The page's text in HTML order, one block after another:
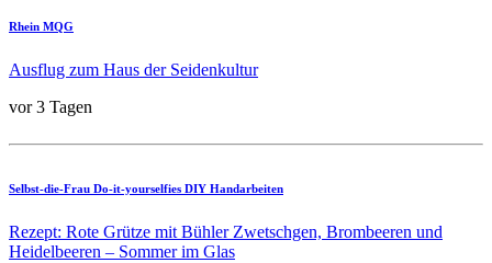
Rhein MQG
Ausflug zum Haus der Seidenkultur
vor 3 Tagen
Selbst-die-Frau Do-it-yourselfies DIY Handarbeiten
Rezept: Rote Grütze mit Bühler Zwetschgen, Brombeeren und
Heidelbeeren – Sommer im Glas